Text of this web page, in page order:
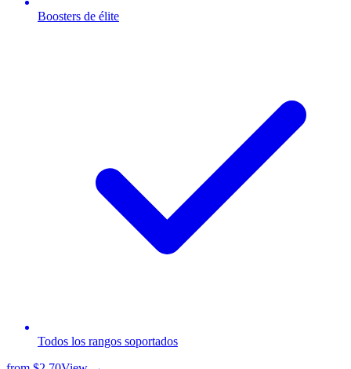
Boosters de élite
Todos los rangos soportados